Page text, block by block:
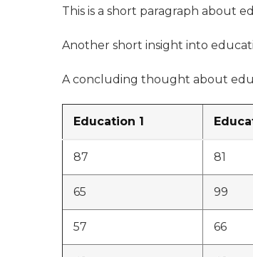
This is a short paragraph about
Another short insight into
A concluding thought about
Education 1
87 81
65 99
57 66